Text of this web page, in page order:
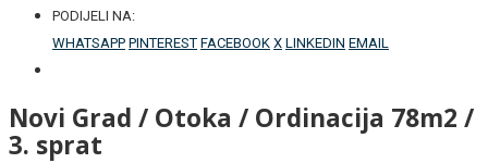
PODIJELI NA:
WHATSAPP PINTEREST FACEBOOK X LINKEDIN EMAIL
Novi Grad / Otoka / Ordinacija 78m2 /
3. sprat